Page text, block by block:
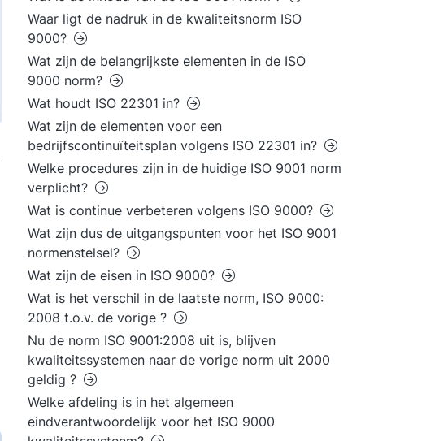
Waar ligt de nadruk in de kwaliteitsnorm ISO
9000?
Wat zijn de belangrijkste elementen in de ISO
9000 norm?
Wat houdt ISO 22301 in?
Wat zijn de elementen voor een
bedrijfscontinuïteitsplan volgens ISO 22301 in?
Welke procedures zijn in de huidige ISO 9001 norm
verplicht?
Wat is continue verbeteren volgens ISO 9000?
Wat zijn dus de uitgangspunten voor het ISO 9001
normenstelsel?
Wat zijn de eisen in ISO 9000?
Wat is het verschil in de laatste norm, ISO 9000:
2008 t.o.v. de vorige ?
Nu de norm ISO 9001:2008 uit is, blijven
kwaliteitssystemen naar de vorige norm uit 2000
geldig ?
Welke afdeling is in het algemeen
eindverantwoordelijk voor het ISO 9000